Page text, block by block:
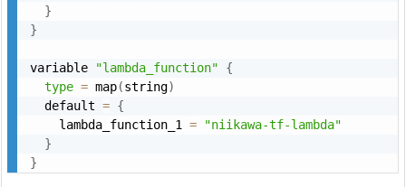
}
}
variable "lambda_function"
{
type = map(string)
  default
= {
    lambda_function_1
=
"niikawa-tf-lambda"
}
}